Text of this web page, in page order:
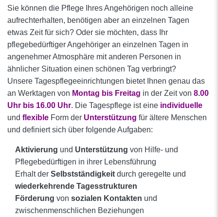
Sie können die Pflege Ihres Angehörigen noch alleine
aufrechterhalten, benötigen aber an einzelnen Tagen
etwas Zeit für sich? Oder sie möchten, dass Ihr
pflegebedürftiger Angehöriger an einzelnen Tagen in
angenehmer Atmosphäre mit anderen Personen in
ähnlicher Situation einen schönen Tag verbringt?
Unsere Tagespflegeeinrichtungen bietet Ihnen genau das
an Werktagen von Montag bis Freitag in der Zeit von 8.00
Uhr bis 16.00 Uhr. Die Tagespflege ist eine individuelle
und flexible Form der Unterstützung für ältere Menschen
und definiert sich über folgende Aufgaben:
Aktivierung und Unterstützung von Hilfe- und
Pflegebedürftigen in ihrer Lebensführung
Erhalt der Selbstständigkeit durch geregelte und
wiederkehrende Tagesstrukturen
Förderung von sozialen Kontakten und
zwischenmenschlichen Beziehungen